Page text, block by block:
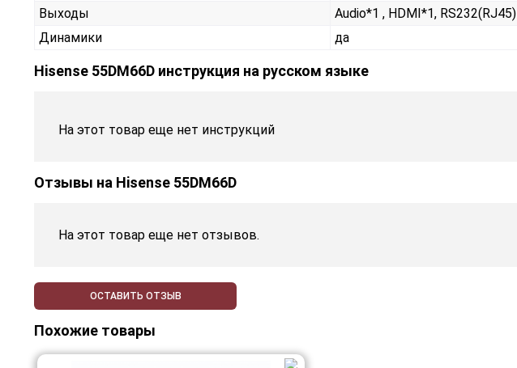
Выходы
Audio*1 , HDMI*1, RS232(RJ45)
Динамики
да
Hisense 55DM66D инструкция на русском языке
На этот товар еще нет инструкций
Отзывы на Hisense 55DM66D
На этот товар еще нет отзывов.
ОСТАВИТЬ ОТЗЫВ
Похожие товары